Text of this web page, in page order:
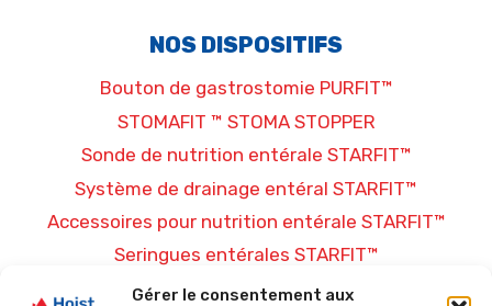
Gérer le consentement aux
NOS DISPOSITIFS
Bouton de gastrostomie PURFIT™
STOMAFIT ™ STOMA STOPPER
Sonde de nutrition entérale STARFIT™
Système de drainage entéral STARFIT™
Accessoires pour nutrition entérale STARFIT™
Seringues entérales STARFIT™